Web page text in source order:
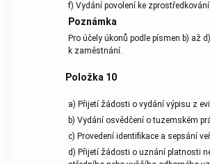
f) Vydání povolení ke
Poznámka
Pro účely úkonů podle písmen b) až
k zaměstnání.
Položka 10
a) Přijetí žádosti o vydání výpisu z
b) Vydání osvědčení o tuzemském
c) Provedení identifikace a sepsání
d) Přijetí žádosti o uznání platnosti